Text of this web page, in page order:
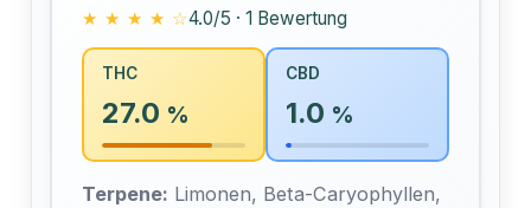
★ ★ ★ ★ ☆4.0/5 · 1 Bewertung
THC
27.0 %
CBD
1.0 %
Terpene: Limonen, Beta-Caryophyllen,